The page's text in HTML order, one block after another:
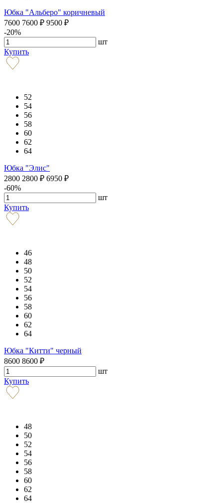
Юбка "Альберо" коричневый
7600 7600 ₽ 9500 ₽
-20%
шт
Купить
52
54
56
58
60
62
64
Юбка "Элис"
2800 2800 ₽ 6950 ₽
-60%
шт
Купить
46
48
50
52
54
56
58
60
62
64
Юбка "Китти" черный
8600 8600 ₽
шт
Купить
48
50
52
54
56
58
60
62
64